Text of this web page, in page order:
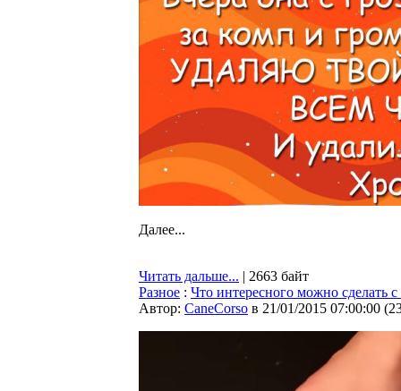
Далее...
Читать дальше... | 2663 байт
Разное : Что интересного можно сделать
Автор: CaneCorso в 21/01/2015 07:00:00 (